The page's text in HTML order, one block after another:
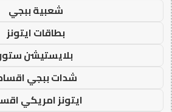
شعبية ببجي
بطاقات ايتونز
بلايستيشن ستور
شدات ببجي
ايتونز امريكي